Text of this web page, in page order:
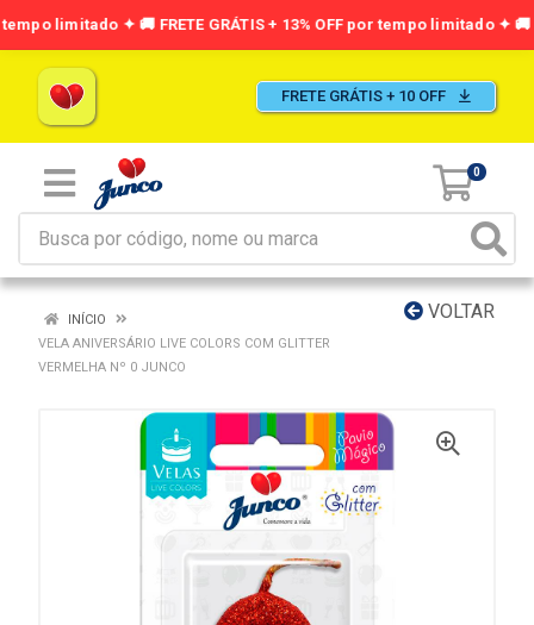
FRETE GRÁTIS + 10 OFF
0
VOLTAR
INÍCIO
VELA ANIVERSÁRIO LIVE COLORS COM GLITTER
VERMELHA Nº 0 JUNCO